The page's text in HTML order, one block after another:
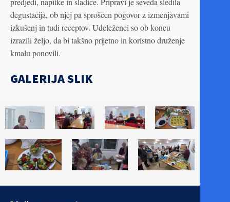
degustacija, ob njej pa sproščen pogovor z izmenjavami
izkušenj in tudi receptov. Udeleženci so ob koncu
izrazili željo, da bi takšno prijetno in koristno druženje
kmalu ponovili.
GALERIJA SLIK